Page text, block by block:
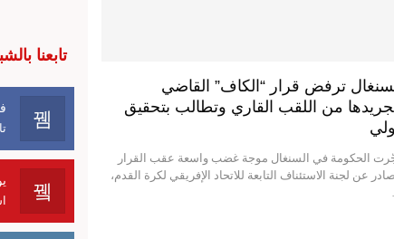
ترفض قرار “الكاف” القاضي
من اللقب القاري وتطالب بتحقيق
الحكومة في السنغال موجة غضب واسعة عقب القرار
عن لجنة الاستئناف التابعة للاتحاد الإفريقي لكرة القدم،
تابعنا